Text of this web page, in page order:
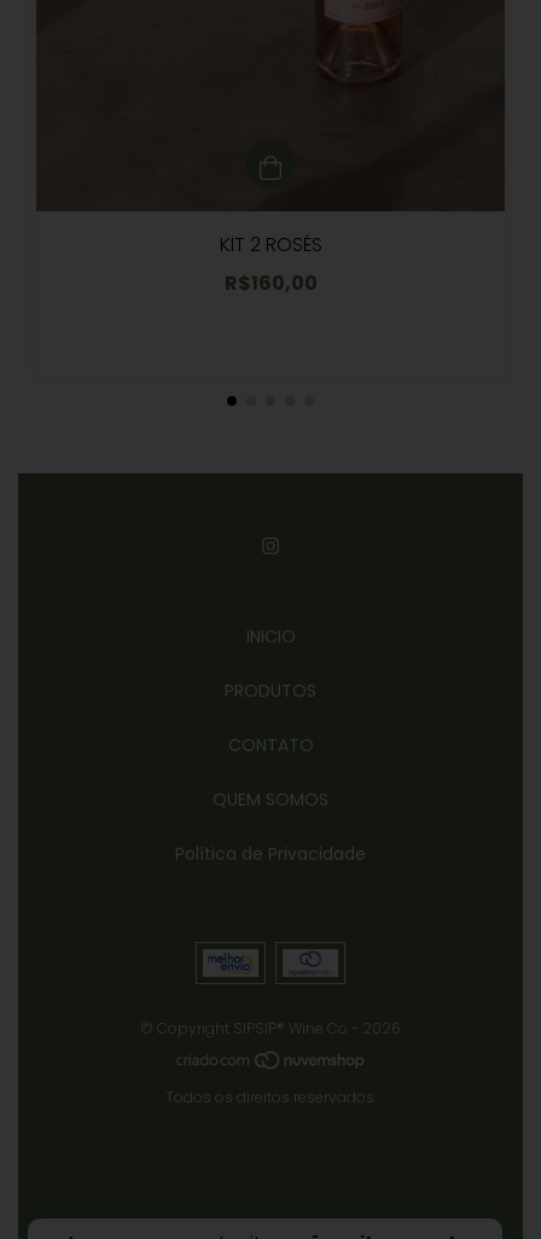
KIT 2 ROSÉS
R$160,00
INICIO
PRODUTOS
CONTATO
QUEM SOMOS
Política de Privacidade
© Copyright SIPSIP® Wine Co - 2026
Todos os direitos reservados.